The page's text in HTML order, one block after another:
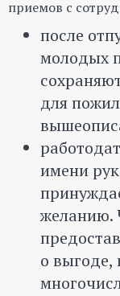
приемов с
после
молодых
для
имени
желанию.
о выгоде,